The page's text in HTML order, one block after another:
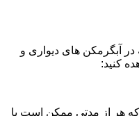
در آبگرمکن های دیواری و
کنید:
هر از مدتی ممکن است با